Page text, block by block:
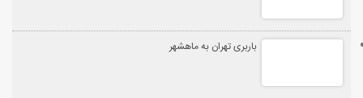
باربری تهران به ماهشهر